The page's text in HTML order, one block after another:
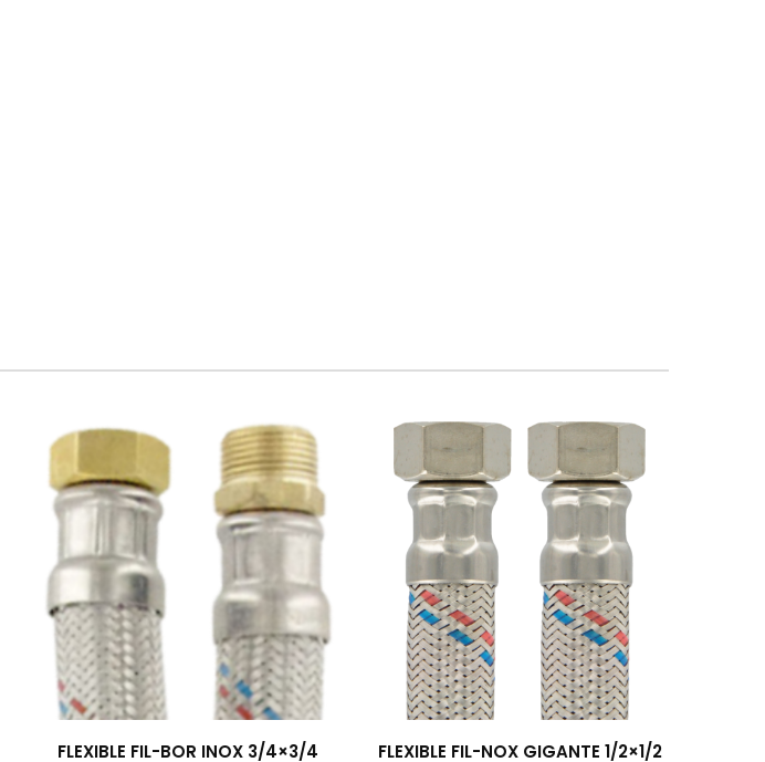
FLEXIBLE FIL-BOR INOX 3/4×3/4
FLEXIBLE FIL-NOX GIGANTE 1/2×1/2